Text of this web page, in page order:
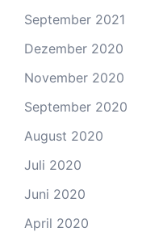
September 2021
Dezember 2020
November 2020
September 2020
August 2020
Juli 2020
Juni 2020
April 2020